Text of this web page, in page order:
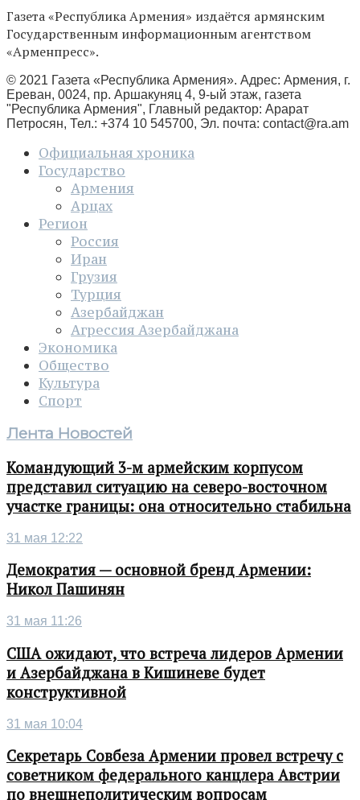
Газета «Республика Армения» издаётся армянским
Государственным информационным агентством
«Арменпресс».
© 2021 Газета «Республика Армения». Адрес: Армения, г.
Ереван, 0024, пр. Аршакуняц 4, 9-ый этаж, газета
"Республика Армения", Главный редактор: Арарат
Петросян, Тел.: +374 10 545700, Эл. почта: contact@ra.am
Официальная хроника
Государство
Армения
Арцах
Регион
Россия
Иран
Грузия
Турция
Азербайджан
Агрессия Азербайджана
Экономика
Общество
Культура
Спорт
Лента Новостей
Командующий 3-м армейским корпусом
представил ситуацию на северо-восточном
участке границы: она относительно стабильна
31 мая 12:22
Демократия — основной бренд Армении:
Никол Пашинян
31 мая 11:26
США ожидают, что встреча лидеров Армении
и Азербайджана в Кишиневе будет
конструктивной
31 мая 10:04
Секретарь Совбеза Армении провел встречу с
советником федерального канцлера Австрии
по внешнеполитическим вопросам